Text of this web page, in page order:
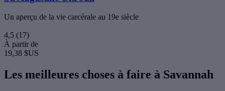
Un aperçu de la vie carcérale au 19e siècle
4,5 (17)
À partir de
19,38 $US
Les meilleures choses à faire à Savannah